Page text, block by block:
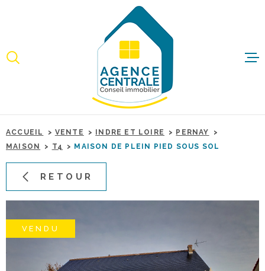
recherche
principal
IMMO
BIENS
ACCUEIL VENTE INDRE ET LOIRE
PERNAY
MAISON
T4 MAISON DE PLEIN PIED SOUS SOL
RETOUR
VENDU